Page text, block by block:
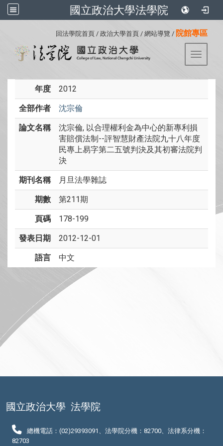
國立政治大學法學院
回法學院首頁 / 政治大學首頁 / 網站導覽 / 院館專區
Toggle
年度 2012
全部作者 沈宗倫
論文名稱
沈宗倫, 以合理權利金為中心的新專利損
害賠償法制--評智慧財產法院九十八年度
民專上易字第二五號判決及其初審法院判
決
期刊名稱 月旦法學雜誌
期數 第211期
頁碼 178-199
發表日期 2012-12-01
語言 中文
國立政治大學 法學院
總機電話：(02)29393091、法學院分機：82700、法律系分機：
82703